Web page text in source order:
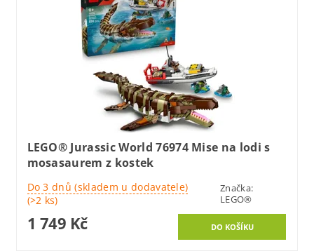
LEGO® Jurassic World 76974 Mise na lodi s
mosasaurem z kostek
Do 3 dnů (skladem u dodavatele)
(>2 ks)
Značka:
LEGO®
1 749 Kč